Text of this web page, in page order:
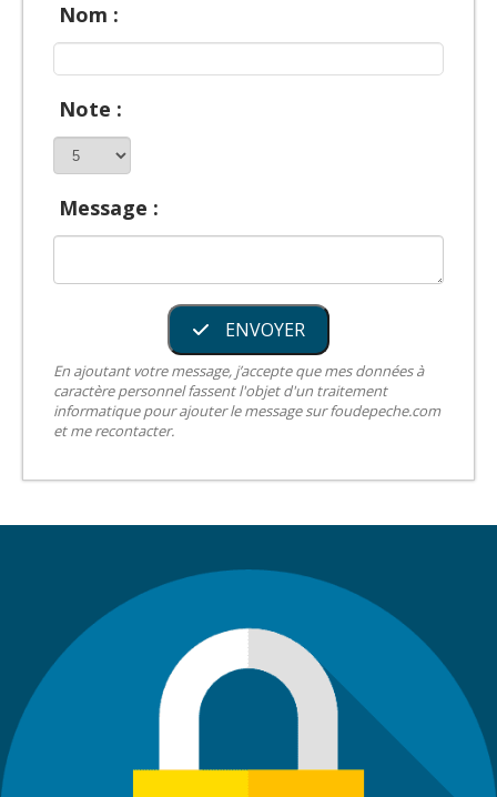
Nom :
Note :
Message :
ENVOYER
En ajoutant votre message, j’accepte que mes données à
caractère personnel fassent l'objet d'un traitement
informatique pour ajouter le message sur foudepeche.com
et me recontacter.